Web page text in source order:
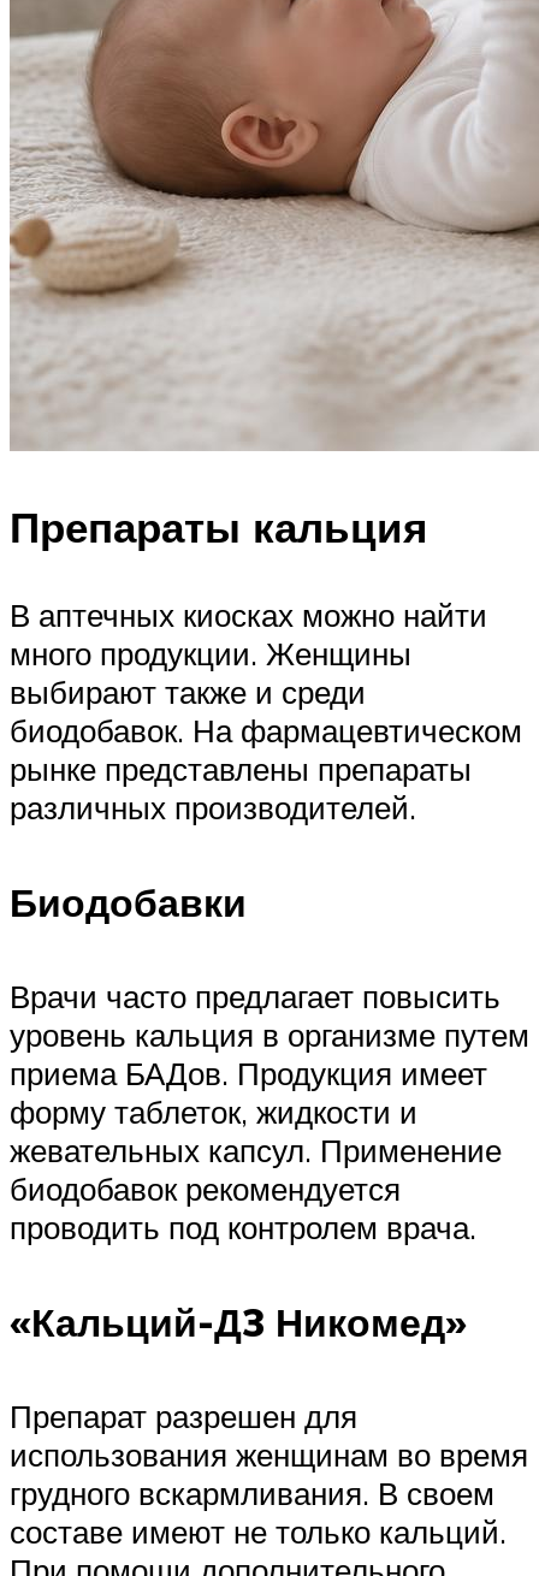
Препараты кальция
В аптечных киосках можно найти
много продукции. Женщины
выбирают также и среди
биодобавок. На фармацевтическом
рынке представлены препараты
различных производителей.
Биодобавки
Врачи часто предлагает повысить
уровень кальция в организме путем
приема БАДов. Продукция имеет
форму таблеток, жидкости и
жевательных капсул. Применение
биодобавок рекомендуется
проводить под контролем врача.
«Кальций-Д3 Никомед»
Препарат разрешен для
использования женщинам во время
грудного вскармливания. В своем
составе имеют не только кальций.